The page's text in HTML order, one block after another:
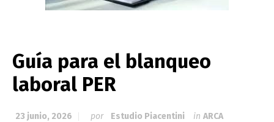
Guía para el blanqueo
laboral PER
23 junio, 2026 por Estudio Piacentini in ARCA